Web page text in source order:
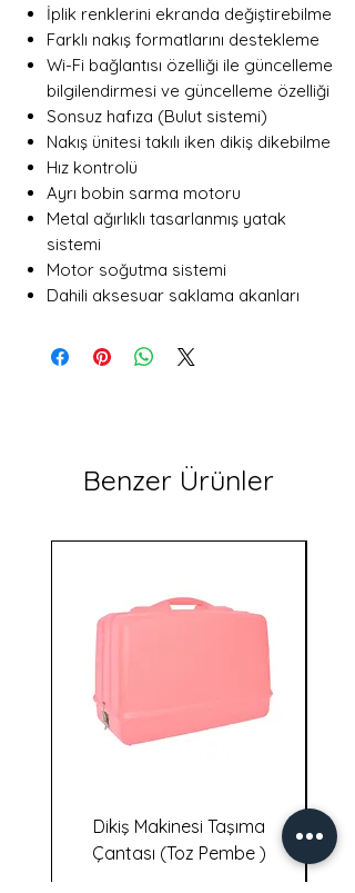
İplik renklerini ekranda değiştirebilme
Farklı nakış formatlarını destekleme
Wi-Fi bağlantısı özelliği ile güncelleme
bilgilendirmesi ve güncelleme özelliği
Sonsuz hafıza (Bulut sistemi)
Nakış ünitesi takılı iken dikiş dikebilme
Hız kontrolü
Ayrı bobin sarma motoru
Metal ağırlıklı tasarlanmış yatak
sistemi
Motor soğutma sistemi
Dahili aksesuar saklama akanları
Benzer Ürünler
Dikiş Makinesi Taşıma
Çantası (Toz Pembe )